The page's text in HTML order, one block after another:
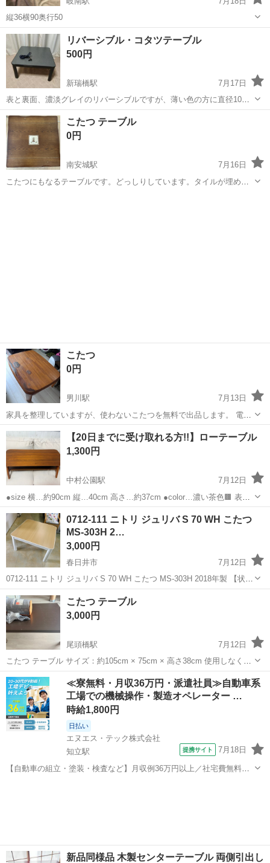
縦36横90奥行50
愛知 西春日井郡 岐南駅 テーブル
リバーシブル・コタツテーブル
500円
新瑞橋駅
7月17日
表と裏面、濃淡グレイのリバーシブルですが、薄い色の方に直径10㌢
ほど輪ジミ？焦げた跡があります。 数年使用しましたので、それなり
の小傷や汚れもあるかと思いますが、まだまだお使いいただけるかと
思います。 脚部分はネジで...
愛知 名古屋市 新瑞橋駅 テーブル
こたつ テーブル
0円
南安城駅
7月16日
こたつにもなるテーブルです。どっしりしています。タイルが埋めら
こたつ
0円
男川駅
7月13日
家具を整理していますが、使わないこたつを無料で出品します。 電源
コードがあり、動作も確認済みです。 表面はぶつぶつがありますが、
カバーを利用して、使用感全然問題がありません。 写真を確認して、
3Nでお願いします。
愛知 岡崎市 男川駅 テーブル
【20日までに受け取れる方!!】ローテーブル
1,300円
中村公園駅
7月12日
●size 横…約90cm 縦…40cm 高さ…約37cm ●color…濃い茶色🟫 表面
や下の板、角に少し目立たない傷があります。 断捨離中の為、受け取
りが1番早い方にお譲りしたいです! 取りに来られる方よろしくお...
愛知 名古屋市 中村公園駅 テーブル
0712-111 ニトリ ジュリバ S 70 WH こたつ
MS-303H 2…
3,000円
春日井市
7月12日
0712-111 ニトリ ジュリバ S 70 WH こたつ MS-303H 2018年製 【状
態】 ・使用に伴う多少のスレ、キズ、落としきれない汚れなどござい
ます ・詳細は現地でご確認ください ・お値引きは出...
愛知 春日井市
こたつ テーブル
3,000円
尾頭橋駅
7月12日
こたつ テーブル サイズ：約105cm × 75cm × 高さ38cm 使用しなくな
ったため出品します。 中古品のため、多少の使用感や細かな傷などが
あります。 状態は写真にてご確認ください。 価格：3,000円 でき...
愛知 名古屋市 尾頭橋駅 テーブル 価格
≪寮無料・月収36万円・派遣社員≫自動車系
工場での機械操作・製造オペレーター …
時給1,800円
日払い
エヌエス・テック株式会社
知立駅
提携サイト 7月18日
【自動車の組立・塗装・検査など】月収例36万円以上／社宅費無料／
新品同様品 木製センターテーブル 両側引出し